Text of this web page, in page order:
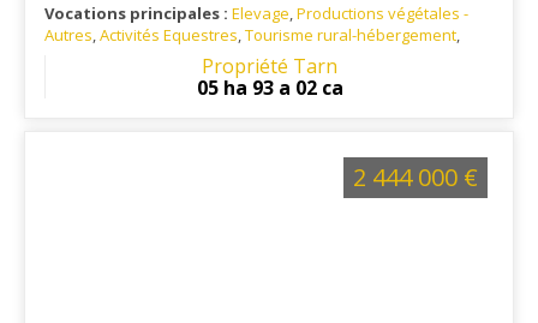
Vocations principales : Elevage,Productions végétales -
Autres,Activités Equestres,Tourisme rural-hébergement,
Artisanat / Commerce
: Situé au calme et à 10 minutes de toutes les
Propriété Tarn
05 ha 93 a 02 ca
2 444 000 €